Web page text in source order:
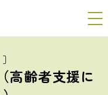
高齢者支援に